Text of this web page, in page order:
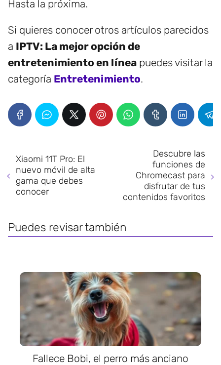
Hasta la próxima.
Si quieres conocer otros artículos parecidos
a IPTV: La mejor opción de
entretenimiento en línea puedes visitar la
categoría Entretenimiento.
Xiaomi 11T Pro: El
nuevo móvil de alta
gama que debes
conocer
Descubre las
funciones de
Chromecast para
disfrutar de tus
contenidos favoritos
Puedes revisar también
Fallece Bobi, el perro más anciano